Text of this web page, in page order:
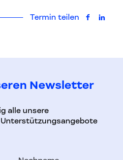
Termin teilen auf auf
Newsletter
alle unsere
Nachname